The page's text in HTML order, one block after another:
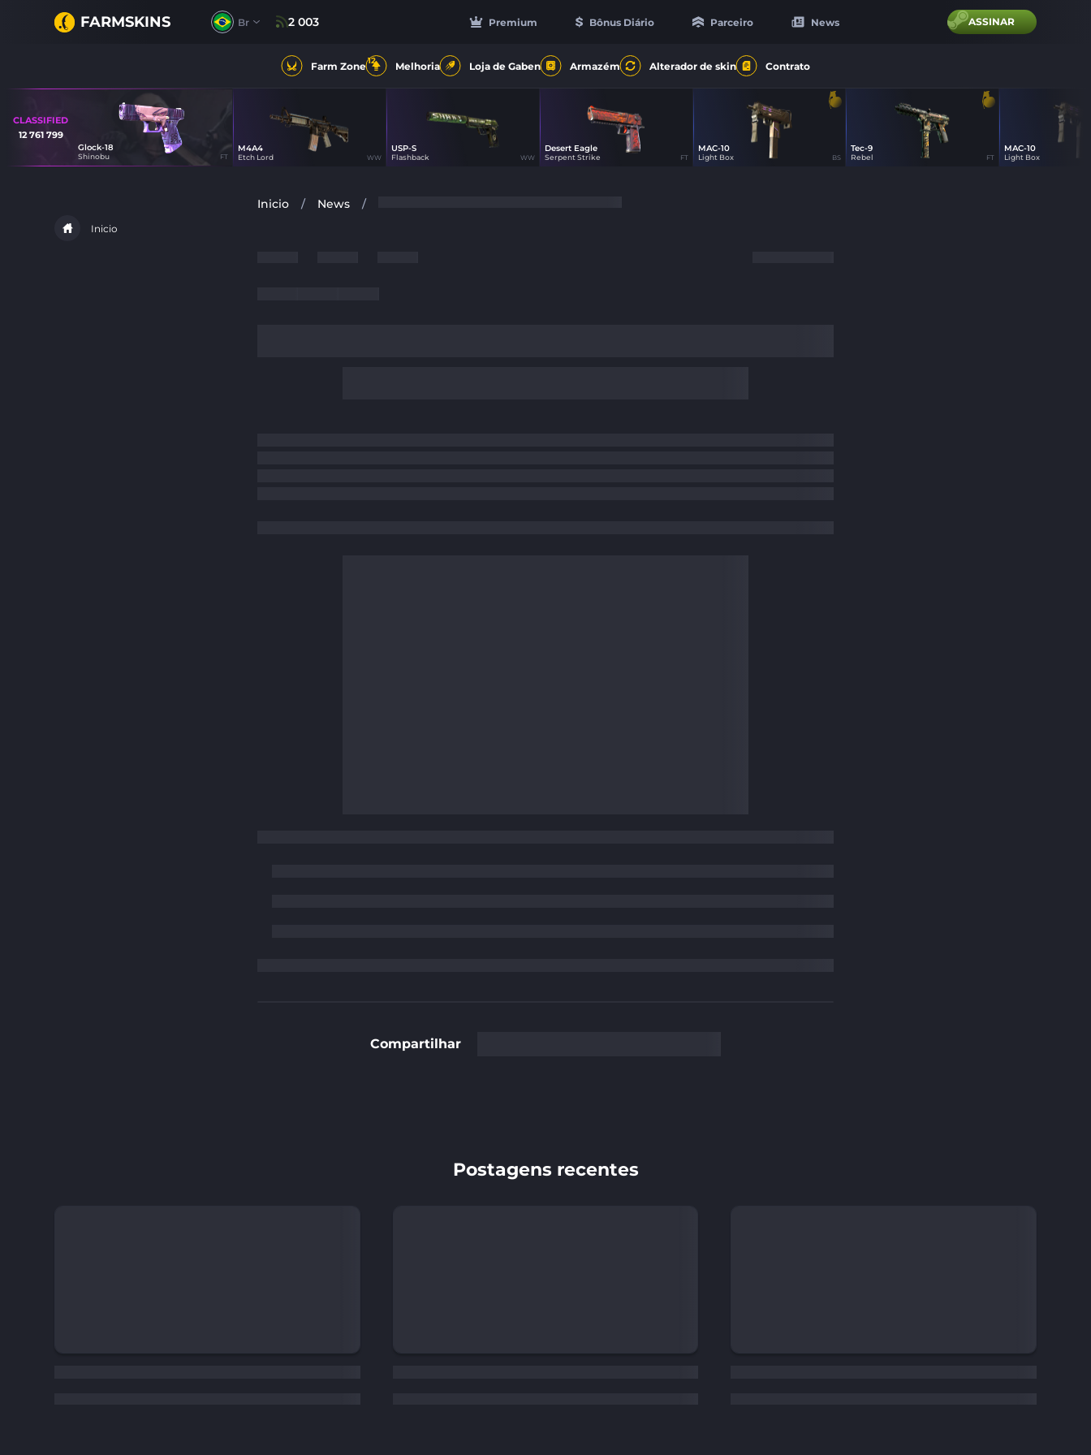
FARMSKINS Premium Bônus Diário Parceiro News
Br 2 003 ASSINAR
Farm Zone12 Melhoria Loja de Gaben Armazém Alterador de skin Contrato
CLASSIFIED
12 761 799
Glock-18
Shinobu FT
M4A4
Etch Lord WW
USP-S
Flashback WW 50
Desert Eagle
Serpent Strike FT
MAC-10
Light Box BS
Tec-9
Rebel FT
MAC-10
Light Box
Inicio
Inicio / News /
Compartilhar
Postagens recentes